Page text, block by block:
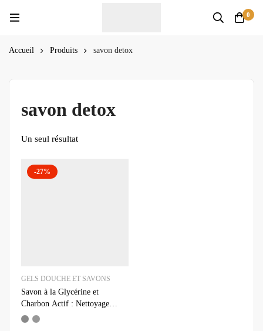
0
Accueil Produits savon detox
savon detox
Un seul résultat
-27%
GELS DOUCHE ET SAVONS
Savon à la Glycérine et
Charbon Actif : Nettoyage
Profond et Naturel